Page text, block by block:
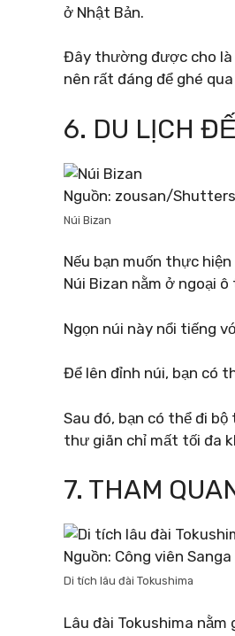
ở Nhật Bản.
Đây thường được cho
nên rất đáng để ghé
6. DU LỊCH
Nguồn: zousan/
Núi Bizan
Nếu bạn muốn thực
Núi Bizan nằm ở ngoại ô
Ngọn núi này nổi tiếng
Để lên đỉnh núi, bạn có
Sau đó, bạn có thể đi
thư giãn chỉ mất tối đa
7. THAM
Nguồn: Công viên
Di tích lâu đài Tokushima
Lâu đài Tokushima